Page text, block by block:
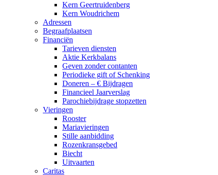
Kern Geertruidenberg
Kern Woudrichem
Adressen
Begraafplaatsen
Financiën
Tarieven diensten
Aktie Kerkbalans
Geven zonder contanten
Periodieke gift of Schenking
Doneren – € Bijdragen
Financieel Jaarverslag
Parochiebijdrage stopzetten
Vieringen
Rooster
Mariavieringen
Stille aanbidding
Rozenkransgebed
Biecht
Uitvaarten
Caritas